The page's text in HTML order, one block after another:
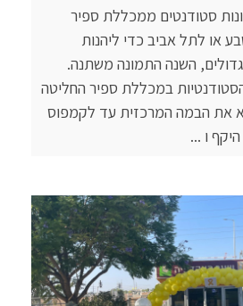
סטודנטים ממכללת ספיר
או לתל אביב כדי ליהנות
גדולים, השנה התמונה משתנה.
במכללת ספיר החליטה
את הבמה המרכזית עד לקמפוס
ו ...